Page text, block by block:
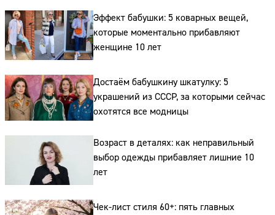
Эффект бабушки: 5 коварных вещей,
которые моментально прибавляют
женщине 10 лет
Достаём бабушкину шкатулку: 5
украшений из СССР, за которыми сейчас
охотятся все модницы
Возраст в деталях: как неправильный
выбор одежды прибавляет лишние 10
лет
Чек-лист стиля 60+: пять главных